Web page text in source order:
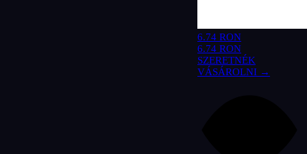
6.74 RON
6.74 RON
SZERETNÉK
VÁSÁROLNI →